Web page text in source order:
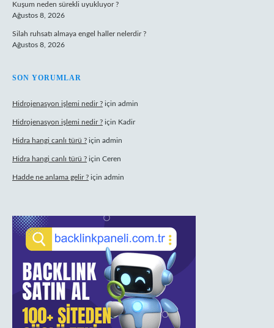
Kuşum neden sürekli uyukluyor ?
Ağustos 8, 2026
Silah ruhsatı almaya engel haller nelerdir ?
Ağustos 8, 2026
SON YORUMLAR
Hidrojenasyon işlemi nedir ? için admin
Hidrojenasyon işlemi nedir ? için Kadir
Hidra hangi canlı türü ? için admin
Hidra hangi canlı türü ? için Ceren
Hadde ne anlama gelir ? için admin